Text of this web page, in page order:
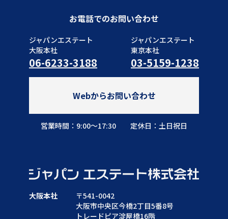
大阪本社
〒541-0042
大阪市中央区今橋2丁目5番8号
トレードピア淀屋橋16階
お電話でのお問い合わせ
ジャパンエステート
大阪本社
06-6233-3188
ジャパンエステート
東京本社
03-5159-1238
Webからお問い合わせ
営業時間：9:00～17:30 定休日：土日祝日